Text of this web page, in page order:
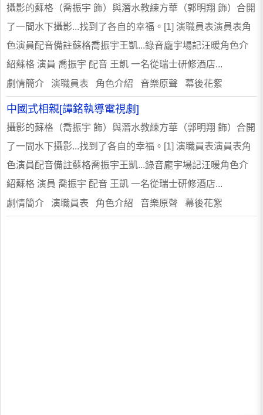
攝影的蘇格（喬振宇 飾）與潛水教練方華（郭明翔 飾）合開
了一間水下攝影...找到了各自的幸福。[1] 演職員表演員表角
色演員配音備註蘇格喬振宇王凱...錄音龐宇場記汪暖角色介
紹蘇格 演員 喬振宇 配音 王凱 一名從瑞士研修酒店...
劇情簡介 演職員表 角色介紹 音樂原聲 幕後花絮
中國式相親[譚銘執導電視劇]
攝影的蘇格（喬振宇 飾）與潛水教練方華（郭明翔 飾）合開
了一間水下攝影...找到了各自的幸福。[1] 演職員表演員表角
色演員配音備註蘇格喬振宇王凱...錄音龐宇場記汪暖角色介
紹蘇格 演員 喬振宇 配音 王凱 一名從瑞士研修酒店...
劇情簡介 演職員表 角色介紹 音樂原聲 幕後花絮